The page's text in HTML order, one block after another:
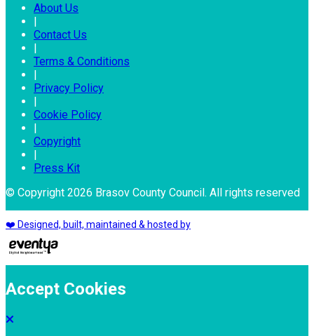
About Us
|
Contact Us
|
Terms & Conditions
|
Privacy Policy
|
Cookie Policy
|
Copyright
|
Press Kit
© Copyright 2026 Brasov County Council. All rights reserved
❤️ Designed, built, maintained & hosted by
Accept Cookies